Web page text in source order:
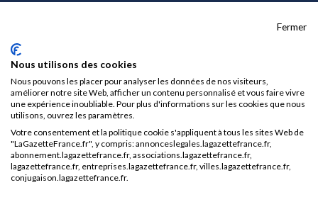
Nous contacter
Mentions légales
CGU/CGV
Données personnelles
Fermer
Nous utilisons des cookies
Nous pouvons les placer pour analyser les données de nos visiteurs,
améliorer notre site Web, afficher un contenu personnalisé et vous faire vivre
une expérience inoubliable. Pour plus d'informations sur les cookies que nous
utilisons, ouvrez les paramètres.
Votre consentement et la politique cookie s'appliquent à tous les sites Web de
"LaGazetteFrance.fr", y compris: annonceslegales.lagazettefrance.fr,
abonnement.lagazettefrance.fr, associations.lagazettefrance.fr,
lagazettefrance.fr, entreprises.lagazettefrance.fr, villes.lagazettefrance.fr,
conjugaison.lagazettefrance.fr.